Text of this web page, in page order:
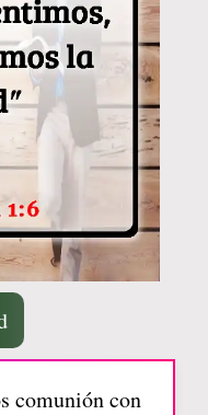
comunión con